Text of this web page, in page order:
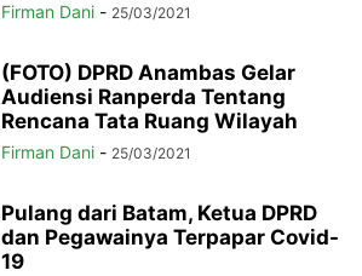
Firman Dani - 25/03/2021
(FOTO) DPRD Anambas Gelar
Audiensi Ranperda Tentang
Rencana Tata Ruang Wilayah
Firman Dani - 25/03/2021
Pulang dari Batam, Ketua DPRD
dan Pegawainya Terpapar Covid-
19